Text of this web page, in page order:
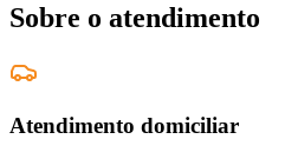
Sobre o atendimento
Atendimento domiciliar